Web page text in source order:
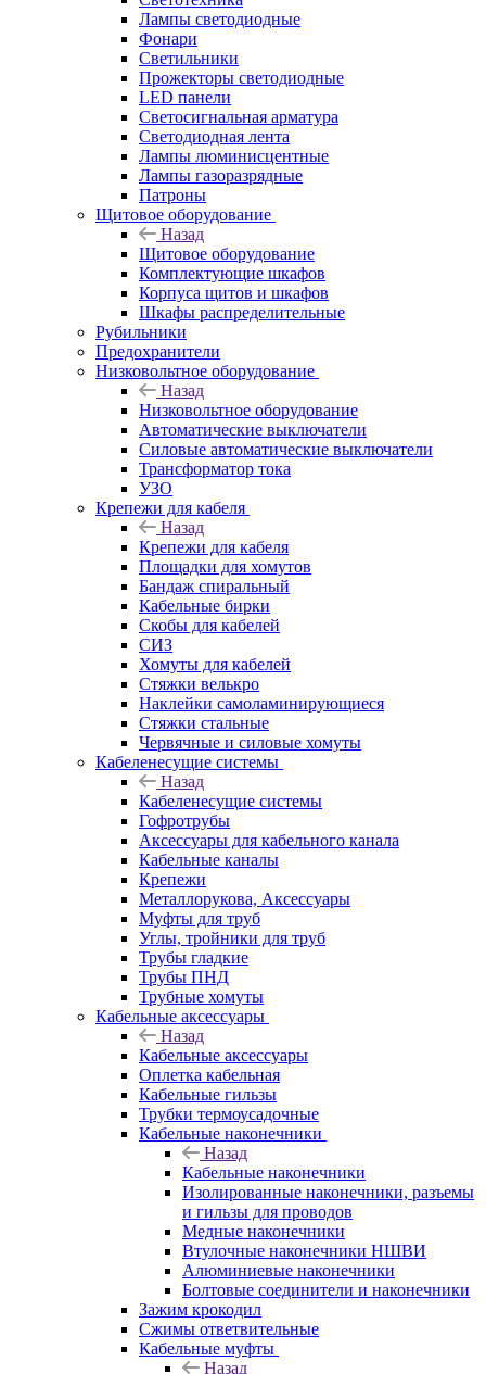
Лампы светодиодные
Фонари
Светильники
Прожекторы светодиодные
LED панели
Светосигнальная арматура
Светодиодная лента
Лампы люминисцентные
Лампы газоразрядные
Патроны
Щитовое оборудование
Назад
Щитовое оборудование
Комплектующие шкафов
Корпуса щитов и шкафов
Шкафы распределительные
Рубильники
Предохранители
Низковольтное оборудование
Назад
Низковольтное оборудование
Автоматические выключатели
Силовые автоматические выключатели
Трансформатор тока
УЗО
Крепежи для кабеля
Назад
Крепежи для кабеля
Площадки для хомутов
Бандаж спиральный
Кабельные бирки
Cкобы для кабелей
СИЗ
Хомуты для кабелей
Стяжки велькро
Наклейки самоламинирующиеся
Стяжки стальные
Червячные и силовые хомуты
Кабеленесущие системы
Назад
Кабеленесущие системы
Гофротрубы
Аксессуары для кабельного канала
Кабельные каналы
Крепежи
Металлорукова, Аксессуары
Муфты для труб
Углы, тройники для труб
Трубы гладкие
Трубы ПНД
Трубные хомуты
Кабельные аксессуары
Назад
Кабельные аксессуары
Оплетка кабельная
Кабельные гильзы
Трубки термоусадочные
Кабельные наконечники
Назад
Кабельные наконечники
Изолированные наконечники, разъемы
и гильзы для проводов
Медные наконечники
Втулочные наконечники НШВИ
Алюминиевые наконечники
Болтовые соединители и наконечники
Зажим крокодил
Сжимы ответвительные
Кабельные муфты
Назад